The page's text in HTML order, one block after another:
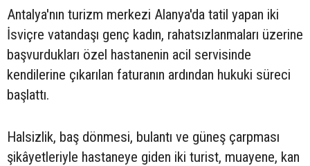
Antalya'nın turizm merkezi Alanya'da tatil yapan iki
İsviçre vatandaşı genç kadın, rahatsızlanmaları üzerine
başvurdukları özel hastanenin acil servisinde
kendilerine çıkarılan faturanın ardından hukuki süreci
başlattı.
Halsizlik, baş dönmesi, bulantı ve güneş çarpması
şikâyetleriyle hastaneye giden iki turist, muayene, kan